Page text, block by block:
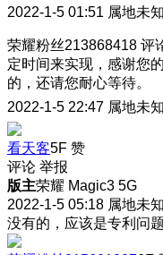
2022-1-5 01:51 属地未知
荣耀粉丝213868418 评
定时间来实现，感谢您
的，还请您耐心等待。
2022-1-5 22:47 属地未知
看天客5F 赞
评论 举报
版主荣耀 Magic3 5G
2022-1-5 05:18 属地未知
没有的，应该是专利问题